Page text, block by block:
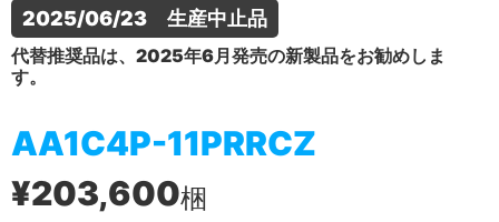
2025/06/23　生産中止品
代替推奨品は、2025年6月発売の新製品をお勧めしま
す。
AA1C4P-11PRRCZ
¥203,600梱